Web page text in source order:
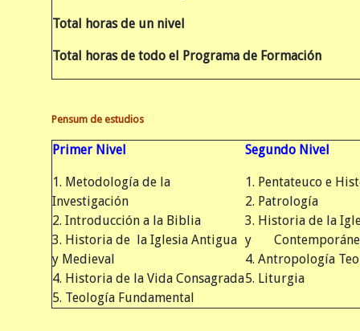
Total horas de un nivel
Total horas de todo el Programa de Formación
Pensum de estudios
Primer Nivel Segundo Nivel
1. Metodología de la
Investigación
2. Introducción a la Biblia
3. Historia de la Iglesia Antigua
y Medieval
4. Historia de la Vida Consagrada
5. Teología Fundamental
1. Pentateuco e
2. Patrología
3. Historia de la
y
4. Antropología
5. Liturgia